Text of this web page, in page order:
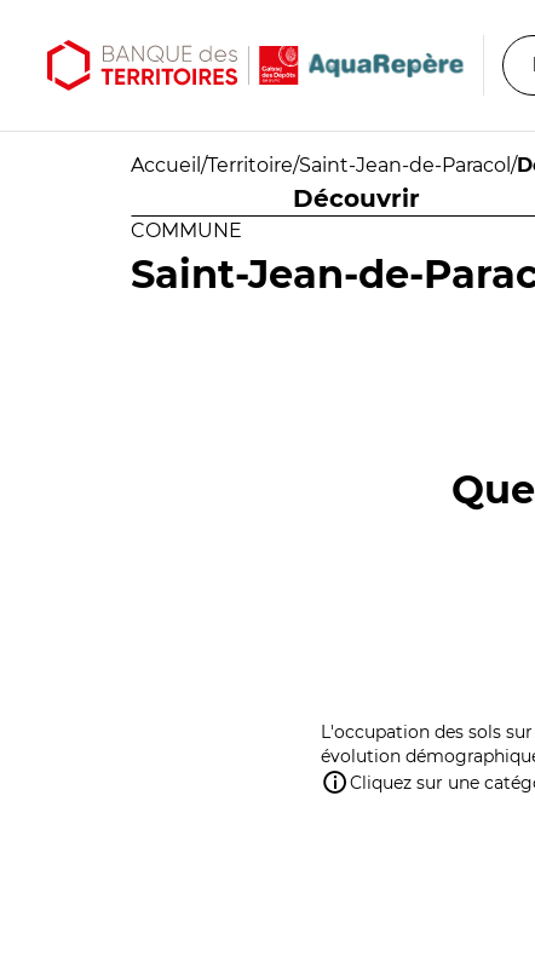
Accueil /Territoire/Saint-Jean-de-Paracol /
Découvrir
COMMUNE
Saint-Jean-de-
L'occupation des sols
évolution
Cliquez sur une